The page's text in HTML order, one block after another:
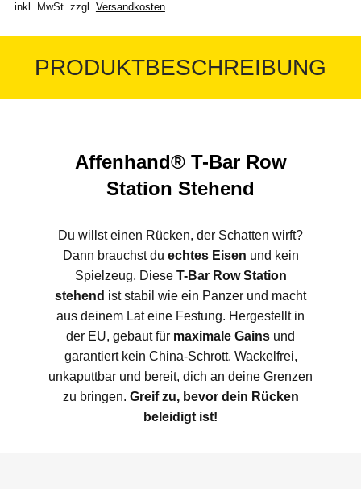
inkl. MwSt. zzgl. Versandkosten
PRODUKTBESCHREIBUNG
Affenhand® T-Bar Row
Station Stehend
Du willst einen Rücken, der Schatten wirft?
Dann brauchst du echtes Eisen und kein
Spielzeug. Diese T-Bar Row Station
stehend ist stabil wie ein Panzer und macht
aus deinem Lat eine Festung. Hergestellt in
der EU, gebaut für maximale Gains und
garantiert kein China-Schrott. Wackelfrei,
unkaputtbar und bereit, dich an deine Grenzen
zu bringen. Greif zu, bevor dein Rücken
beleidigt ist!